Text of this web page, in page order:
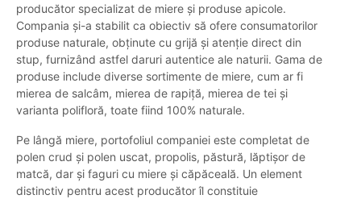
producător specializat de miere și produse apicole.
Compania și-a stabilit ca obiectiv să ofere consumatorilor
produse naturale, obținute cu grijă și atenție direct din
stup, furnizând astfel daruri autentice ale naturii. Gama de
produse include diverse sortimente de miere, cum ar fi
mierea de salcâm, mierea de rapiță, mierea de tei și
varianta polifloră, toate fiind 100% naturale.
Pe lângă miere, portofoliul companiei este completat de
polen crud și polen uscat, propolis, păstură, lăptișor de
matcă, dar și faguri cu miere și căpăceală. Un element
distinctiv pentru acest producător îl constituie